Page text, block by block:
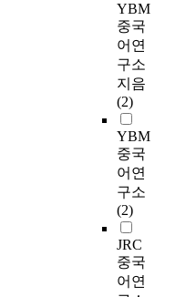
YBM
중국
어연
구소
지음
(2)
YBM
중국
어연
구소
(2)
JRC
중국
어연